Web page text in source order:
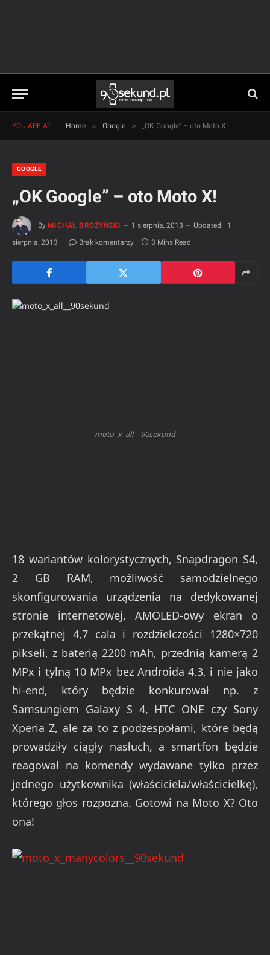
YOU ARE AT: Home » Google » „OK Google” – oto Moto X!
GOOGLE
„OK Google” – oto Moto X!
By MICHAŁ BROŻYŃSKI 1 sierpnia, 2013 Updated:
1
sierpnia, 2013
Brak komentarzy 3 Mins Read
moto_x_all__90sekund
18 wariantów kolorystycznych, Snapdragon S4,
2 GB RAM, możliwość samodzielnego
skonfigurowania urządzenia na dedykowanej
stronie internetowej, AMOLED-owy ekran o
przekątnej 4,7 cala i rozdzielczości 1280×720
pikseli, z baterią 2200 mAh, przednią kamerą 2
MPx i tylną 10 MPx bez Androida 4.3, i nie jako
hi-end, który będzie konkurował np. z
Samsungiem Galaxy S 4, HTC ONE czy Sony
Xperia Z, ale za to z podzespołami, które będą
prowadziły ciągły nasłuch, a smartfon będzie
reagował na komendy wydawane tylko przez
jednego użytkownika (właściciela/właścicielkę),
którego głos rozpozna. Gotowi na Moto X? Oto
ona!